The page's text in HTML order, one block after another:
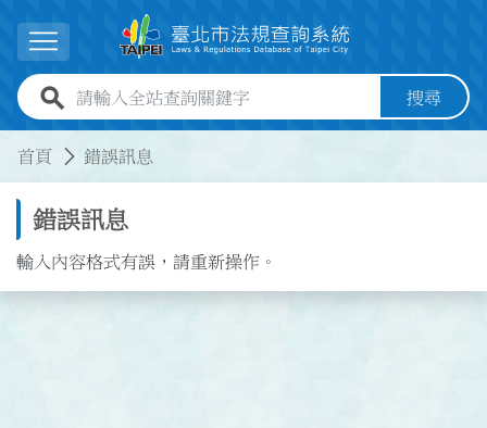
展開選單
全站查詢關鍵字欄位 搜尋
首頁 錯誤訊息
錯誤訊息
輸入內容格式有誤，請重新操作。